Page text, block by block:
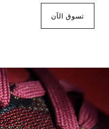
تسوق الآن